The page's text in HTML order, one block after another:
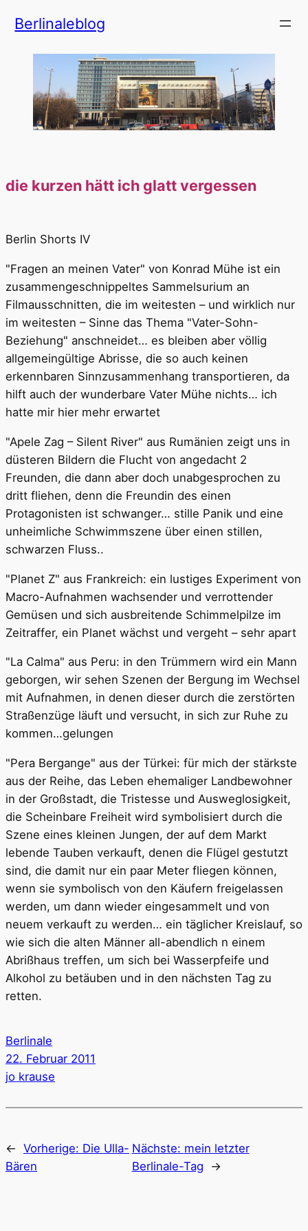
Inhalt
Berlinaleblog
die kurzen hätt ich glatt vergessen
Berlin Shorts IV
"Fragen an meinen Vater" von Konrad Mühe ist ein
zusammengeschnippeltes Sammelsurium an
Filmausschnitten, die im weitesten – und wirklich nur
im weitesten – Sinne das Thema "Vater-Sohn-
Beziehung" anschneidet… es bleiben aber völlig
allgemeingültige Abrisse, die so auch keinen
erkennbaren Sinnzusammenhang transportieren, da
hilft auch der wunderbare Vater Mühe nichts… ich
hatte mir hier mehr erwartet
"Apele Zag – Silent River" aus Rumänien zeigt uns in
düsteren Bildern die Flucht von angedacht 2
Freunden, die dann aber doch unabgesprochen zu
dritt fliehen, denn die Freundin des einen
Protagonisten ist schwanger… stille Panik und eine
unheimliche Schwimmszene über einen stillen,
schwarzen Fluss..
"Planet Z" aus Frankreich: ein lustiges Experiment von
Macro-Aufnahmen wachsender und verrottender
Gemüsen und sich ausbreitende Schimmelpilze im
Zeitraffer, ein Planet wächst und vergeht – sehr apart
"La Calma" aus Peru: in den Trümmern wird ein Mann
geborgen, wir sehen Szenen der Bergung im Wechsel
mit Aufnahmen, in denen dieser durch die zerstörten
Straßenzüge läuft und versucht, in sich zur Ruhe zu
kommen…gelungen
"Pera Bergange" aus der Türkei: für mich der stärkste
aus der Reihe, das Leben ehemaliger Landbewohner
in der Großstadt, die Tristesse und Ausweglosigkeit,
die Scheinbare Freiheit wird symbolisiert durch die
Szene eines kleinen Jungen, der auf dem Markt
lebende Tauben verkauft, denen die Flügel gestutzt
sind, die damit nur ein paar Meter fliegen können,
wenn sie symbolisch von den Käufern freigelassen
werden, um dann wieder eingesammelt und von
neuem verkauft zu werden… ein täglicher Kreislauf, so
wie sich die alten Männer all-abendlich n einem
Abrißhaus treffen, um sich bei Wasserpfeife und
Alkohol zu betäuben und in den nächsten Tag zu
retten.
Berlinale
22. Februar 2011
jo krause
← Vorherige: Die Ulla-
Bären
Nächste: mein letzter
Berlinale-Tag
→